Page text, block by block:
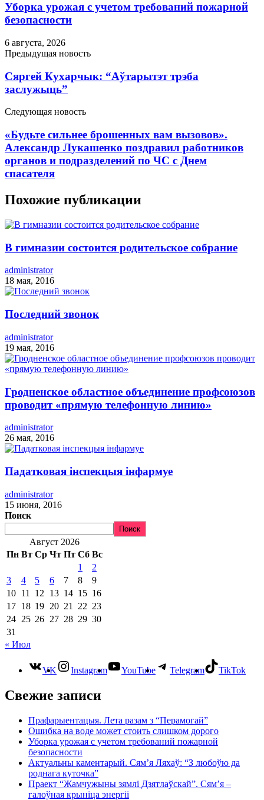
Уборка урожая с учетом требований пожарной
безопасности
6 августа, 2026
Предыдущая новость
Сяргей Кухарчык: “Аўтарытэт трэба
заслужыць”
Следующая новость
«Будьте сильнее брошенных вам вызовов».
Александр Лукашенко поздравил работников
органов и подразделений по ЧС с Днем
спасателя
Похожие публикации
В гимназии состоится родительское собрание
administrator
18 мая, 2016
Последний звонок
administrator
19 мая, 2016
Гродненское областное объединение профсоюзов
проводит «прямую телефонную линию»
administrator
26 мая, 2016
Падатковая інспекцыя інфармуе
administrator
15 июня, 2016
Поиск
Поиск
Август 2026
Пн Вт Ср Чт Пт Сб Вс
1
2
3
4 5 6 7 8
9
10 11 12 13 14 15 16
17 18 19 20 21 22 23
24 25 26 27 28 29 30
31
« Июл
VK Instagram YouTube Telegram TikTok
Свежие записи
Прафарыентацыя. Лета разам з “Перамогай”
Ошибка на воде может стоить слишком дорого
Уборка урожая с учетом требований пожарной
безопасности
Актуальны каментарый. Сям’я Ляхаў: “З любоўю да
роднага куточка”
Праект “Жамчужыны зямлі Дзятлаўскай”. Сям’я –
галоўная крыніца энергіі